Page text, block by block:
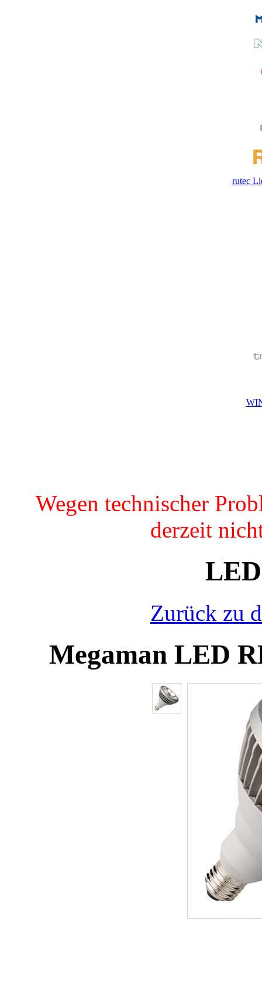
rutec
Wegen technischer
derzeit
Zurück zu
Megaman LED